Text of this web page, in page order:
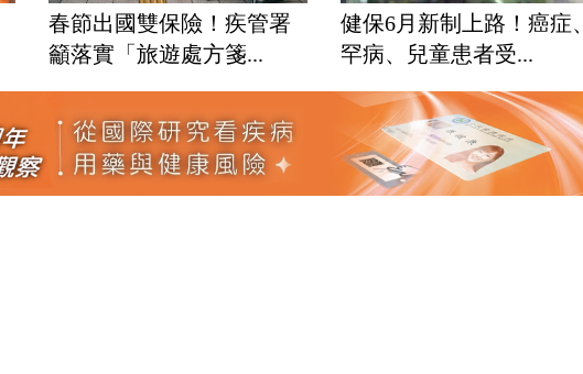
春節出國雙保險！疾管署
籲落實「旅遊處方箋...
健保6月新制上路！癌症、
罕病、兒童患者受...